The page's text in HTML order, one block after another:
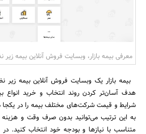
معرفی بیمه بازار، وبسایت فروش آنلاین بیمه زیر
بیمه بازار یک وبسایت فروش آنلاین بیمه
هدف آسان‌تر کردن روند انتخاب و خرید انواع
شرایط و قیمت شرکت‌های مختلف بیمه را در یکجا
به این ترتیب می‌توانید بدون صرف وقت و هزینه
متناسب با نیازها و بودجه خود انتخاب کنید. در